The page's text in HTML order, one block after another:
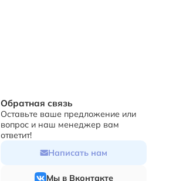
Обратная связь
Оставьте ваше предложение или
вопрос и наш менеджер вам
ответит!
Написать нам
Мы в Вконтакте